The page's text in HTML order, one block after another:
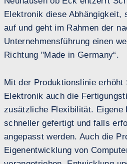
Elektronik diese
auf und geht im Rahmen der
Unternehmensführung einen
Richtung "Made in Germany“.
Mit der Produktionslinie erhöht
Elektronik auch die
zusätzliche Flexibilität. Eigene
schneller gefertigt und falls
angepasst werden. Auch die
Eigenentwicklung von